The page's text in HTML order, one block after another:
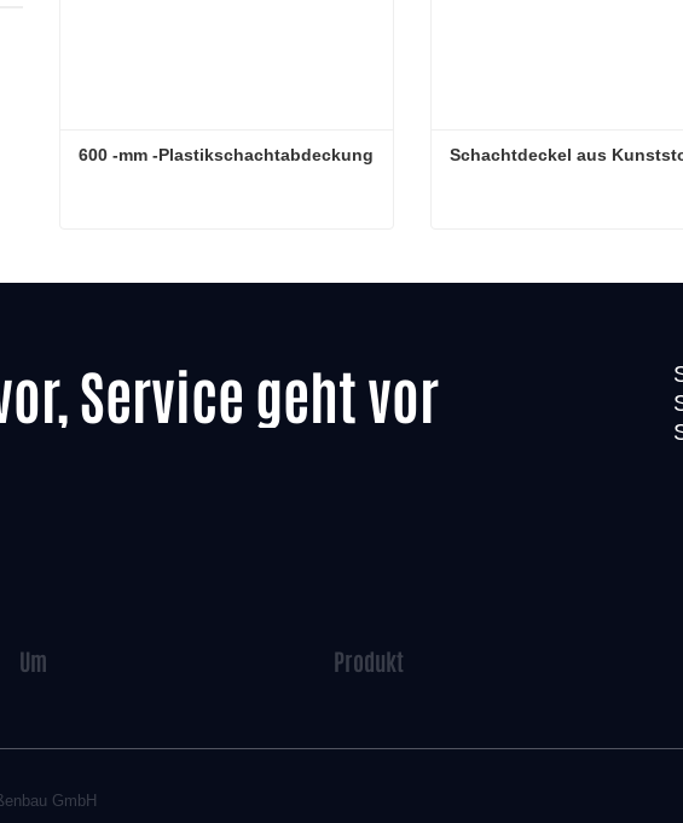
600 -mm -Plastikschachtabdeckung Schachtdeckel aus
Service geht vor
Um Produkt
GmbH